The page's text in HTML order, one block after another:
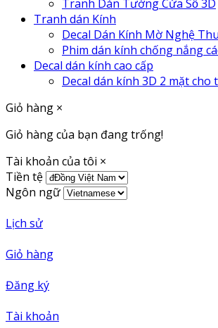
Tranh Dán Tường Cửa Sổ 3D
Tranh dán Kính
Decal Dán Kính Mờ Nghệ
Phim dán kính chống nắng
Decal dán kính cao cấp
Decal dán kính 3D 2 mặt cho
Giỏ hàng ×
Giỏ hàng của bạn đang trống!
Tài khoản của tôi ×
Tiền tệ
Ngôn ngữ
Lịch sử
Giỏ hàng
Đăng ký
Tài khoản